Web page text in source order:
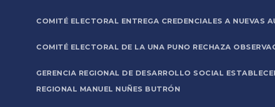
COMITÉ ELECTORAL ENTREGA CREDENCIALES A NUEVAS
COMITÉ ELECTORAL DE LA UNA PUNO RECHAZA
GERENCIA REGIONAL DE DESARROLLO SOCIAL
REGIONAL MANUEL NUÑES BUTRÓN